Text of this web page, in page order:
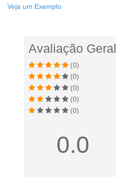
Veja um Exemplo
Avaliação Geral
(0)
(0)
(0)
(0)
(0)
0.0